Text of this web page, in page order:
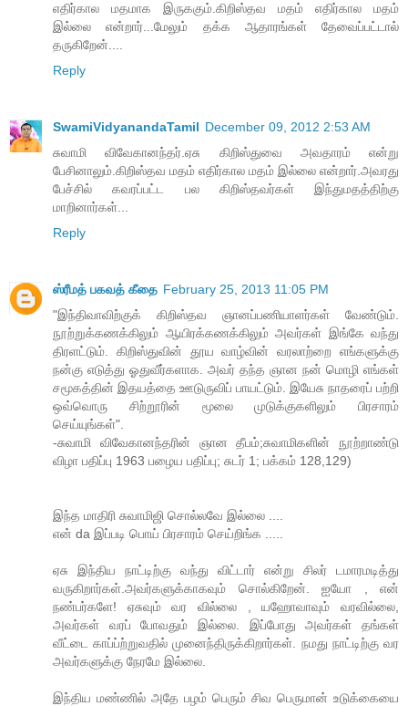
எதிர்கால மதமாக இருககும்.கிறிஸ்தவ மதம் எதிர்கால மதம்
இல்லை என்றார்...மேலும் தக்க ஆதாரங்கள் தேவைப்பட்டால்
தருகிறேன்....
Reply
SwamiVidyanandaTamil December 09, 2012 2:53 AM
சுவாமி விவேகானந்தர்.ஏசு கிறிஸ்துவை அவதாரம் என்று
பேசினாலும்.கிறிஸ்தவ மதம் எதிர்கால மதம் இல்லை என்றார்.அவரது
பேச்சில் கவரப்பட்ட பல கிறிஸ்தவர்கள் இந்துமதத்திற்கு
மாறினார்கள்...
Reply
ஸ்ரீமத் பகவத் கீதை February 25, 2013 11:05 PM
"இந்திவாவிற்குக் கிறிஸ்தவ ஞானப்பணியாளர்கள் வேண்டும்.
நூற்றுக்கணக்கிலும் ஆயிரக்கணக்கிலும் அவர்கள் இங்கே வந்து
திரளட்டும். கிறிஸ்துவின் தூய வாழ்வின் வரலாற்றை எங்களுக்கு
நன்கு எடுத்து ஓதுவீர்களாக. அவர் தந்த ஞான நன் மொழி எங்கள்
சமூகத்தின் இதயத்தை ஊடுருவிப் பாயட்டும். இயேசு நாதரைப் பற்றி
ஒவ்வொரு சிற்றூரின் மூலை முடுக்குகளிலும் பிரசாரம்
செய்யுங்கள்".
-சுவாமி விவேகானந்தரின் ஞான தீபம்;சுவாமிகளின் நூற்றாண்டு
விழா பதிப்பு 1963 பழைய பதிப்பு; சுடர் 1; பக்கம் 128,129)
இந்த மாதிரி சுவாமிஜி சொல்லவே இல்லை ....
என் da இப்படி பொய் பிரசாரம் செய்றிங்க .....
ஏசு இந்திய நாட்டிற்கு வந்து விட்டார் என்று சிலர் டமாரமடித்து
வருகிறார்கள்.அவர்களுக்காகவும் சொல்கிறேன். ஐயோ , என்
நண்பர்களே! ஏசுவும் வர வில்லை , யஹோவாவும் வரவில்லை,
அவர்கள் வரப் போவதும் இல்லை. இப்போது அவர்கள் தங்கள்
வீட்டை காப்ப்ற்றுவதில் முனைந்திருக்கிறார்கள். நமது நாட்டிற்கு வர
அவர்களுக்கு நேரமே இல்லை.
இந்திய மண்ணில் அதே பழம் பெரும் சிவ பெருமான் உடுக்கையை